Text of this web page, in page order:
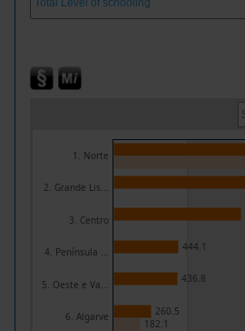
1. Norte
2. Grande Lis...
3. Centro
4. Península ...
5. Oeste e Va...
6. Algarve
444.1
436.8
260.5
182.1